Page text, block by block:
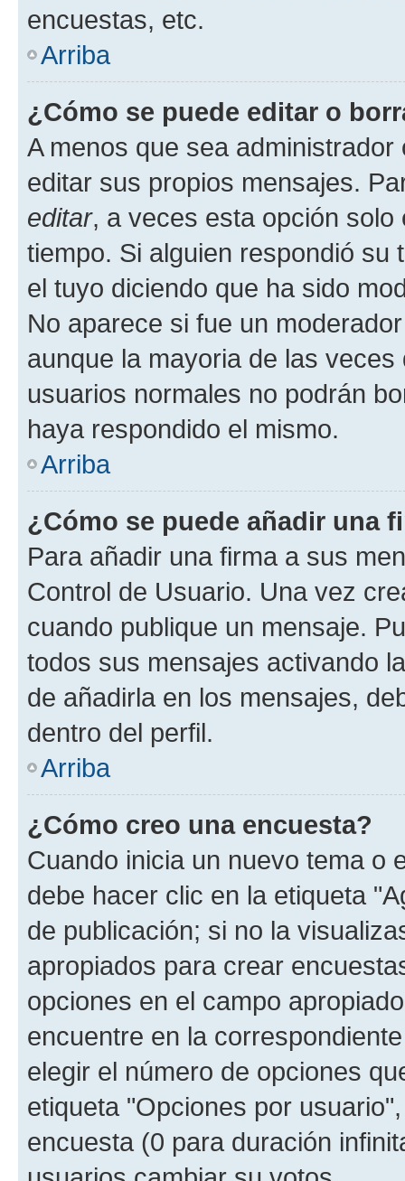
encuestas, etc.
Arriba
¿Cómo se puede editar o
A menos que sea
editar sus propios mensajes.
editar, a veces esta opción
tiempo. Si alguien respondió
el tuyo diciendo que ha sido
No aparece si fue un
aunque la mayoria de las
usuarios normales no podrán
haya respondido el mismo.
Arriba
¿Cómo se puede añadir una
Para añadir una firma a sus
Control de Usuario. Una vez
cuando publique un mensaje.
todos sus mensajes activando
de añadirla en los mensajes,
dentro del perfil.
Arriba
¿Cómo creo una encuesta?
Cuando inicia un nuevo tema o
debe hacer clic en la etiqueta
de publicación; si no la
apropiados para crear
opciones en el campo
encuentre en la
elegir el número de opciones
etiqueta "Opciones por
encuesta (0 para duración